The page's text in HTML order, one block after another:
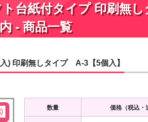
ト台紙付タイプ 印刷無
- 商品一覧
) 印刷無しタイプ A-3【5個入】
数量 価格（税込・